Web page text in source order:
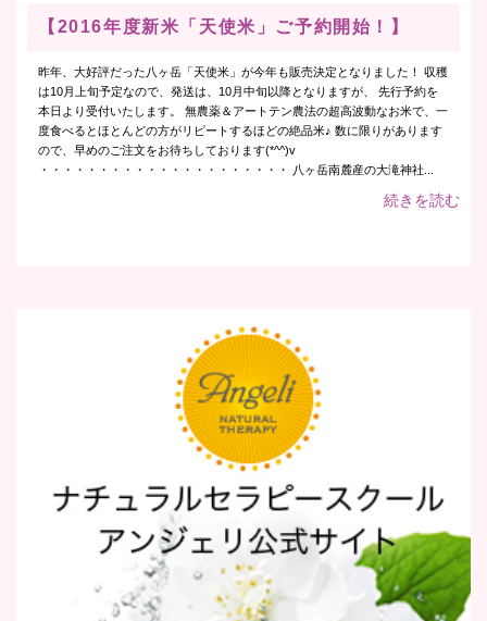
【2016年度新米「天使米」ご予約開始！】
昨年、大好評だった八ヶ岳「天使米」が今年も販売決定となりました！ 収穫
は10月上旬予定なので、発送は、10月中旬以降となりますが、 先行予約を
本日より受付いたします。 無農薬＆アートテン農法の超高波動なお米で、一
度食べるとほとんどの方がリピートするほどの絶品米♪ 数に限りがあります
ので、早めのご注文をお待ちしております(*^^)v
・・・・・・・・・・・・・・・・・・・・・ 八ヶ岳南麓産の大滝神社...
続きを読む